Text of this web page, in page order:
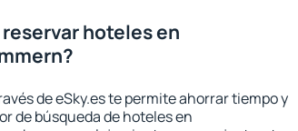
hoteles en
de eSky.es te permite ahorrar tiempo y
de búsqueda de hoteles en